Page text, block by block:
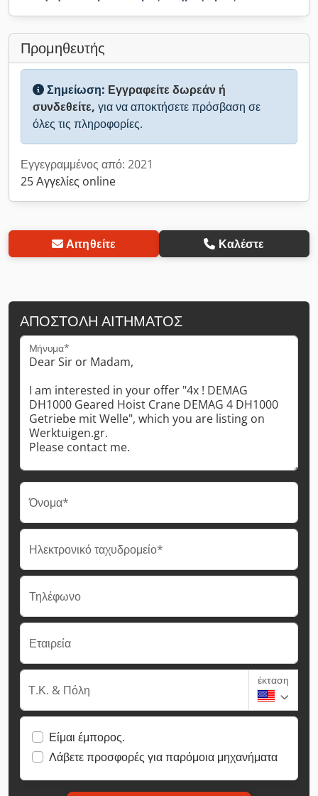
Προμηθευτής
Σημείωση: Εγγραφείτε δωρεάν ή
συνδεθείτε, για να αποκτήσετε πρόσβαση σε
όλες τις πληροφορίες.
Εγγεγραμμένος από: 2021
25 Αγγελίες online
Αιτηθείτε Καλέστε
ΑΠΟΣΤΟΛΉ ΑΙΤΉΜΑΤΟΣ
Μήνυμα*
Όνομα*
Ηλεκτρονικό ταχυδρομείο*
Τηλέφωνο
Εταιρεία
Τ.Κ. & Πόλη
έκταση
Είμαι έμπορος.
Λάβετε προσφορές για παρόμοια μηχανήματα